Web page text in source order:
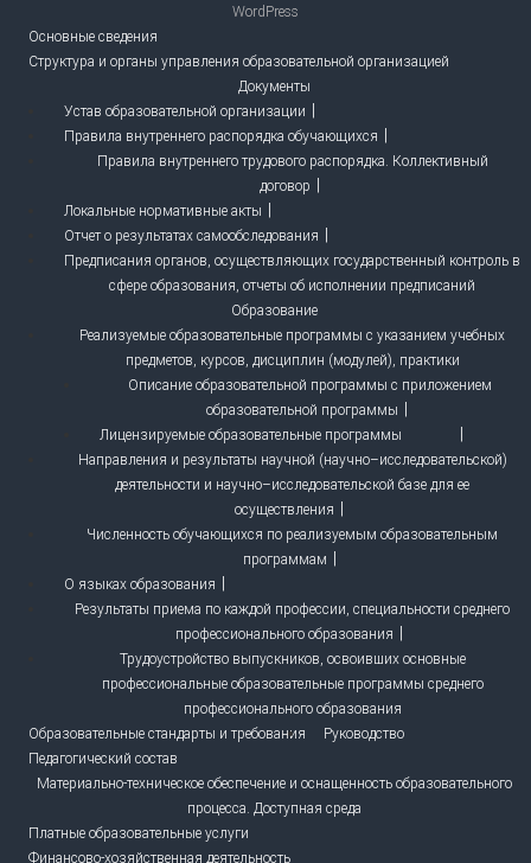
WordPress
Основные сведения
Структура и органы управления образовательной организацией
Документы
Устав образовательной организации
Правила внутреннего распорядка обучающихся
Правила внутреннего трудового распорядка. Коллективный
договор
Локальные нормативные акты
Отчет о результатах самообследования
Предписания органов, осуществляющих государственный контроль в
сфере образования, отчеты об исполнении предписаний
Образование
Реализуемые образовательные программы с указанием учебных
предметов, курсов, дисциплин (модулей), практики
Описание образовательной программы с приложением
образовательной программы
Лицензируемые образовательные программы
Направления и результаты научной (научно–исследовательской)
деятельности и научно–исследовательской базе для ее
осуществления
Численность обучающихся по реализуемым образовательным
программам
О языках образования
Результаты приема по каждой профессии, специальности среднего
профессионального образования
Трудоустройство выпускников, освоивших основные
профессиональные образовательные программы среднего
профессионального образования
Образовательные стандарты и требования
Руководство
Педагогический состав
Материально-техническое обеспечение и оснащенность образовательного
процесса. Доступная среда
Платные образовательные услуги
Финансово-хозяйственная деятельность